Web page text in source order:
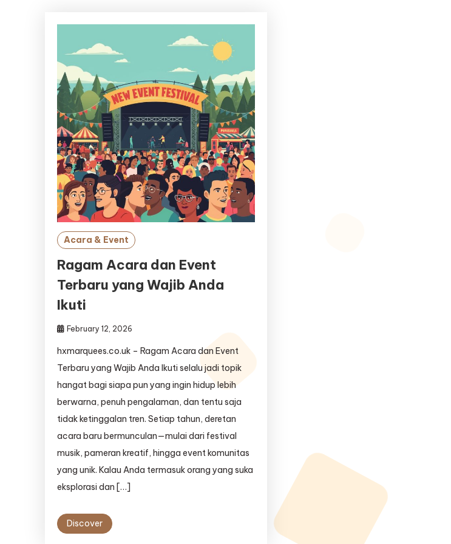
Acara & Event
Ragam Acara dan Event
Terbaru yang Wajib Anda
Ikuti
February 12, 2026
hxmarquees.co.uk – Ragam Acara dan Event
Terbaru yang Wajib Anda Ikuti selalu jadi topik
hangat bagi siapa pun yang ingin hidup lebih
berwarna, penuh pengalaman, dan tentu saja
tidak ketinggalan tren. Setiap tahun, deretan
acara baru bermunculan—mulai dari festival
musik, pameran kreatif, hingga event komunitas
yang unik. Kalau Anda termasuk orang yang suka
eksplorasi dan […]
Discover